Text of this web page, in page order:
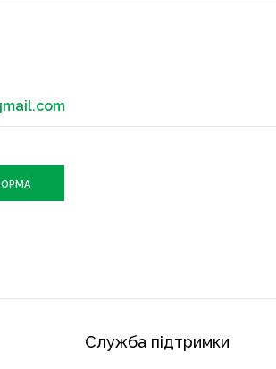
Служба підтримки